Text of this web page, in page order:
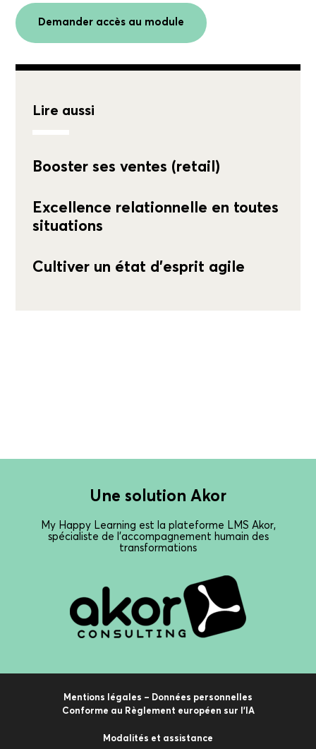
Demander accès au module
Lire aussi
Booster ses ventes (retail)
Excellence relationnelle en toutes
situations
Cultiver un état d’esprit agile
Une solution Akor
My Happy Learning est la plateforme LMS Akor,
spécialiste de l’accompagnement humain des
transformations
Mentions légales – Données personnelles
Conforme au Règlement européen sur l’IA
Modalités et assistance